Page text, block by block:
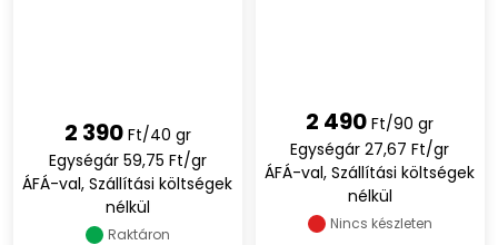
2 390 Ft/40 gr
Egységár 59,75 Ft/gr
ÁFÁ-val, Szállítási költségek
nélkül
Raktáron
2 490 Ft/90 gr
Egységár 27,67 Ft/gr
ÁFÁ-val, Szállítási költségek
nélkül
Nincs készleten